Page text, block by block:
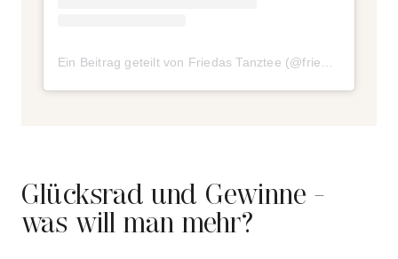
Ein Beitrag geteilt von Friedas Tanztee (@friedastanztee)
Glücksrad und Gewinne -
was will man mehr?